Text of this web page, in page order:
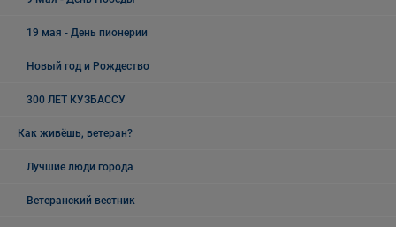
19 мая - День пионерии
Новый год и Рождество
300 ЛЕТ КУЗБАССУ
Как живёшь, ветеран?
Лучшие люди города
Ветеранский вестник